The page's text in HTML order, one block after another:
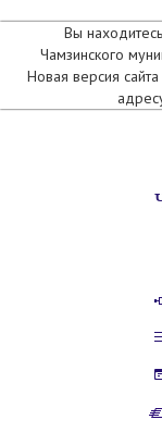
Вы
Чамзинского
Новая версия